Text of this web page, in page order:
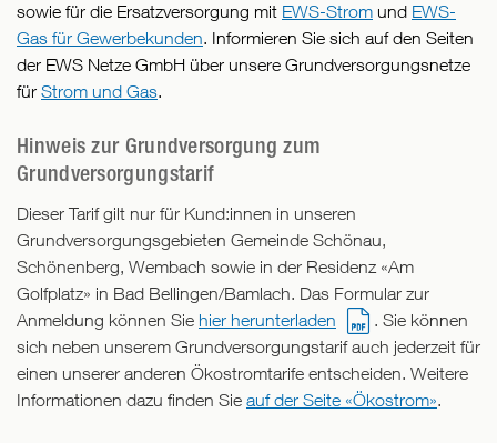
sowie für die Ersatzversorgung mit EWS-Strom und EWS-
Gas für Gewerbekunden. Informieren Sie sich auf den Seiten
der EWS Netze GmbH über unsere Grundversorgungsnetze
für Strom und Gas.
Hinweis zur Grundversorgung zum
Grundversorgungstarif
Dieser Tarif gilt nur für Kund:innen in unseren
Grundversorgungsgebieten Gemeinde Schönau,
Schönenberg, Wembach sowie in der Residenz «Am
Golfplatz» in Bad Bellingen/Bamlach. Das Formular zur
Anmeldung können Sie hier herunterladen
. Sie können
sich neben unserem Grundversorgungstarif auch jederzeit für
einen unserer anderen Ökostromtarife entscheiden. Weitere
Informationen dazu finden Sie auf der Seite «Ökostrom».